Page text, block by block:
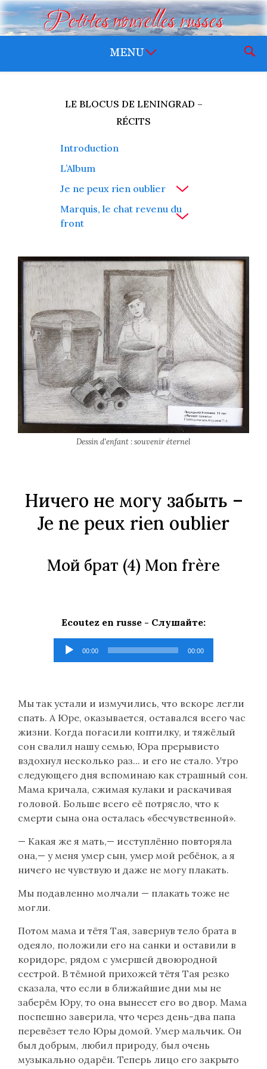
Petites nouvelles russes
LE BLOCUS DE LENINGRAD –
RÉCITS
Introduction
L’Album
Je ne peux rien oublier
Marquis, le chat revenu du
front
Dessin d'enfant : souvenir éternel
Ничего не могу забыть –
Je ne peux rien oublier
Мой брат (4) Mon frère
Ecoutez en russe - Слушайте:
Lecteur
audio
00:00 00:00
Мы так устали и измучились, что вскоре легли
спать. А Юре, оказывается, оставался всего час
жизни. Когда погасили коптилку, и тяжёлый
сон свалил нашу семью, Юра прерывисто
вздохнул несколько раз... и его не стало. Утро
следующего дня вспоминаю как страшный сон.
Мама кричала, сжимая кулаки и раскачивая
головой. Больше всего её потрясло, что к
смерти сына она осталась «бесчувственной».
— Какая же я мать,— исступлённо повторяла
она,— у меня умер сын, умер мой ребёнок, а я
ничего не чувствую и даже не могу плакать.
Мы подавленно молчали — плакать тоже не
могли.
Потом мама и тётя Тая, завернув тело брата в
одеяло, положили его на санки и оставили в
коридоре, рядом с умершей двоюродной
сестрой. В тёмной прихожей тётя Тая резко
сказала, что если в ближайшие дни мы не
заберём Юру, то она вынесет его во двор. Мама
поспешно заверила, что через день-два папа
перевёзет тело Юры домой. Умер мальчик. Он
был добрым, любил природу, был очень
музыкально одарён. Теперь лицо его закрыто